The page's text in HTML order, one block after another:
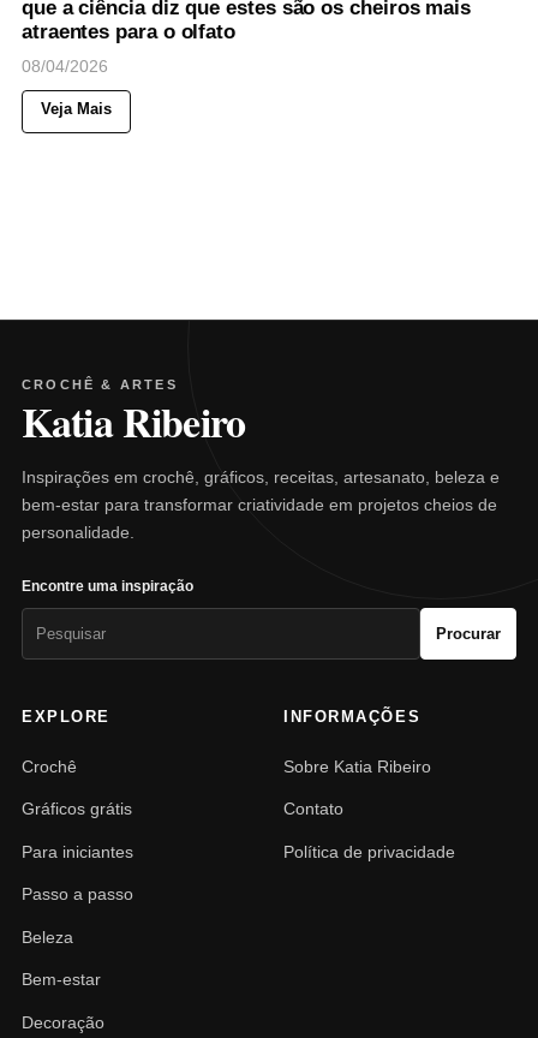
que a ciência diz que estes são os cheiros mais
atraentes para o olfato
08/04/2026
Veja Mais
CROCHÊ & ARTES
Katia Ribeiro
Inspirações em crochê, gráficos, receitas, artesanato, beleza e
bem-estar para transformar criatividade em projetos cheios de
personalidade.
Encontre uma inspiração
Procurar
EXPLORE
Crochê
Gráficos grátis
Para iniciantes
Passo a passo
Beleza
Bem-estar
Decoração
INFORMAÇÕES
Sobre Katia Ribeiro
Contato
Política de privacidade